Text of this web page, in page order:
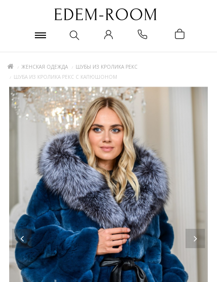
ЖЕНСКАЯ ОДЕЖДА
ШУБЫ ИЗ КРОЛИКА РЕКС
ШУБА ИЗ КРОЛИКА РЕКС С КАПЮШОНОМ